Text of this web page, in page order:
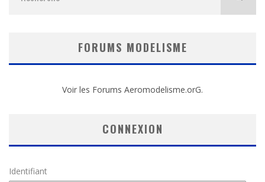
FORUMS MODELISME
Voir les Forums Aeromodelisme.orG.
CONNEXION
Identifiant